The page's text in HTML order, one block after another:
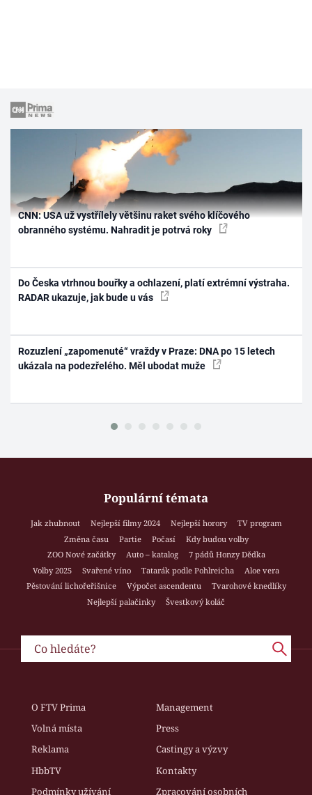
CNN: USA už vystřílely většinu raket svého klíčového
obranného systému. Nahradit je potrvá roky
Do Česka vtrhnou bouřky a ochlazení, platí extrémní výstraha.
RADAR ukazuje, jak bude u vás
Rozuzlení „zapomenuté“ vraždy v Praze: DNA po 15 letech
ukázala na podezřelého. Měl ubodat muže
Populární témata
Jak zhubnout Nejlepší filmy 2024 Nejlepší horory
TV program
Změna času
Partie Počasí
Kdy budou volby
ZOO Nové začátky
Auto – katalog
7 pádů Honzy Dědka
Volby 2025
Svařené víno Tatarák podle Pohlreicha
Aloe vera
Pěstování lichořeřišnice
Výpočet ascendentu
Tvarohové knedlíky
Nejlepší palačinky
Švestkový koláč
O FTV Prima
Management
Volná místa
Press
Reklama
Castingy a výzvy
HbbTV
Kontakty
Podmínky užívání
Zpracování osobních